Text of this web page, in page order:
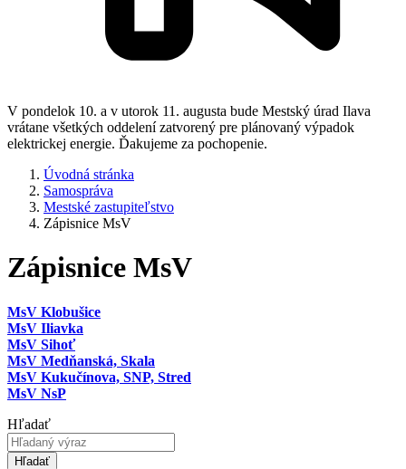
V pondelok 10. a v utorok 11. augusta bude Mestský úrad Ilava
vrátane všetkých oddelení zatvorený pre plánovaný výpadok
elektrickej energie. Ďakujeme za pochopenie.
Úvodná stránka
Samospráva
Mestské zastupiteľstvo
Zápisnice MsV
Zápisnice MsV
MsV Klobušice
MsV Iliavka
MsV Sihoť
MsV Medňanská, Skala
MsV Kukučínova, SNP, Stred
MsV NsP
Hľadať
Hľadať